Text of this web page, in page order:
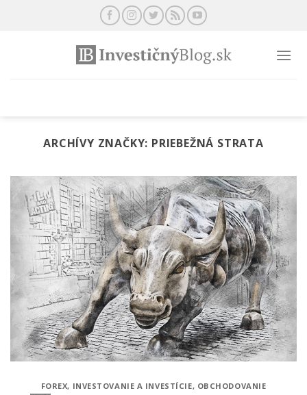
ARCHÍVY ZNAČKY: PRIEBEŽNÁ STRATA
FOREX, INVESTOVANIE A INVESTÍCIE, OBCHODOVANIE